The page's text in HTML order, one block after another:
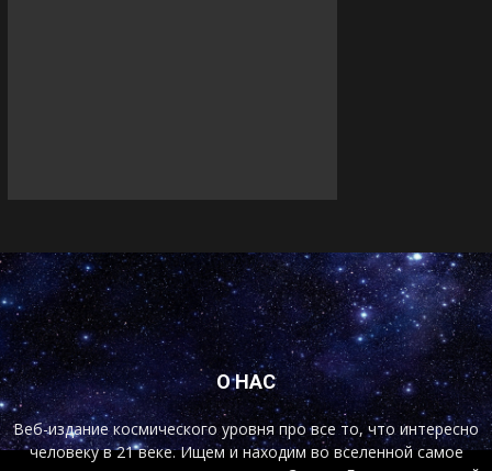
О НАС
Веб-издание космического уровня про все то, что интересно
человеку в 21 веке. Ищем и находим во вселенной самое